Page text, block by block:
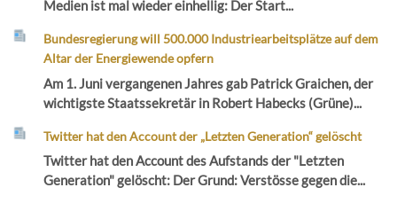
Medien ist mal wieder einhellig: Der Start...
Bundesregierung will 500.000 Industriearbeitsplätze auf dem
Altar der Energiewende opfern
Am 1. Juni vergangenen Jahres gab Patrick Graichen, der
wichtigste Staatssekretär in Robert Habecks (Grüne)...
Twitter hat den Account der „Letzten Generation“ gelöscht
Twitter hat den Account des Aufstands der "Letzten
Generation" gelöscht: Der Grund: Verstösse gegen die...